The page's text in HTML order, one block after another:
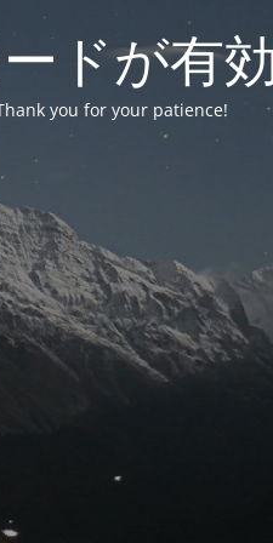
ドが有
you for your patience!